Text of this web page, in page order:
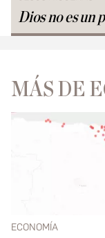
Dios no es un
MÁS DE
ECONOMÍA